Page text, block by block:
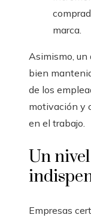
marca.
Asimismo,
bien
de los
motivación y
en el trabajo.
Un
Empresas